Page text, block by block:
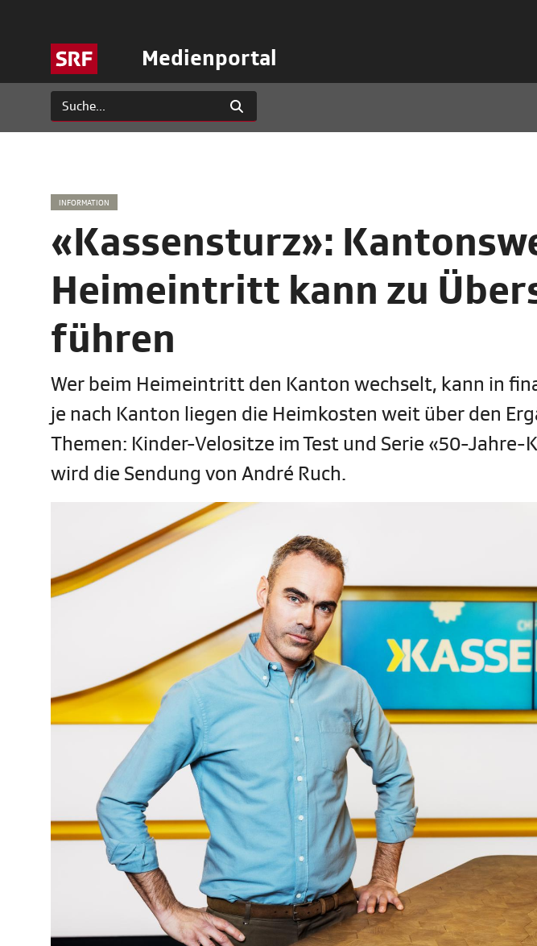
Medienportal
INFORMATION
«Kassensturz»:
Heimeintritt kann zu
führen
Wer beim Heimeintritt den Kanton wechselt, kann in
je nach Kanton liegen die Heimkosten weit über den
Themen: Kinder-Velositze im Test und Serie «50-
wird die Sendung von André Ruch.